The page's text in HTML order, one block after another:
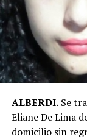
ALBERDI.Se
Eliane De Lima
domicilio sin